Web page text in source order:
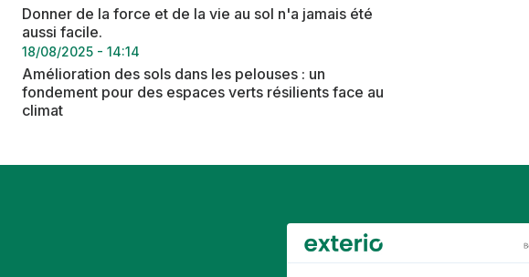
Donner de la force et de la vie au sol n'a jamais été
aussi facile.
18/08/2025 - 14:14
Amélioration des sols dans les pelouses : un
fondement pour des espaces verts résilients face au
climat